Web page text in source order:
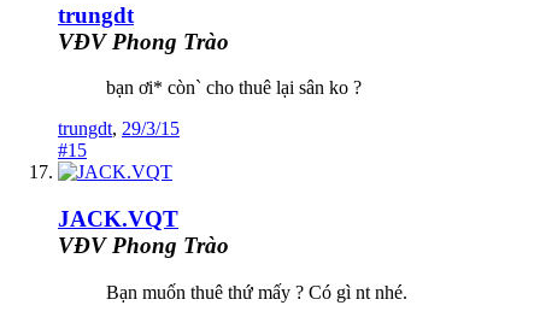
trungdt
VĐV Phong Trào
bạn ơi* còn` cho thuê lại sân ko ?
trungdt, 29/3/15
#15
JACK.VQT
VĐV Phong Trào
Bạn muốn thuê thứ mấy ? Có gì nt nhé.